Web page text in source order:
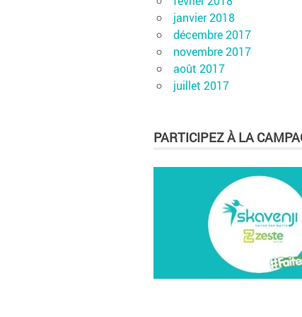
janvier 2018
décembre 2017
novembre 2017
août 2017
juillet 2017
PARTICIPEZ À LA